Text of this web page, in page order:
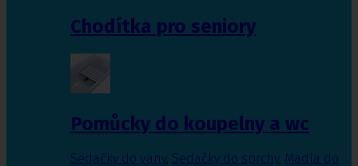
Chodítka pro seniory
Pomůcky do koupelny a wc
Sedačky do vany, Sedačky do sprchy, Madla do